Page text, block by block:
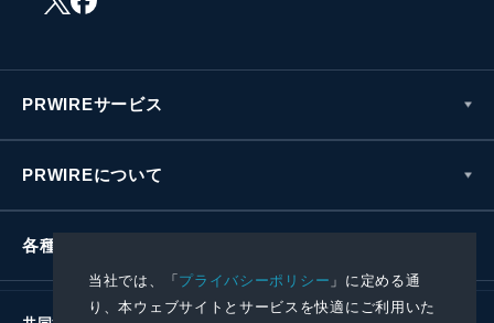
当社では、「プライバシーポリシー 」に定める通
り、本ウェブサイトとサービスを快適にご利用いた
PRWIREサービス
PRWIREについて
各種お問い合わせ